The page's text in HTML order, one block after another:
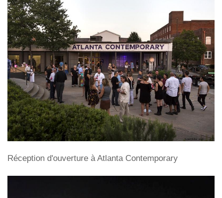
Réception d'ouverture à Atlanta Contemporary